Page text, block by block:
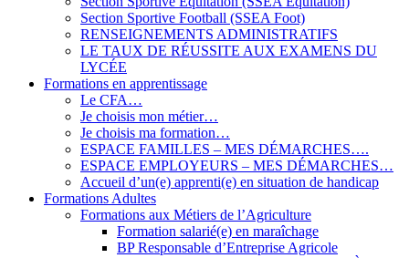
Section Sportive Football (SSEA Foot)
RENSEIGNEMENTS ADMINISTRATIFS
LE TAUX DE RÉUSSITE AUX EXAMENS DU
LYCÉE
Formations en apprentissage
Le CFA…
Je choisis mon métier…
Je choisis ma formation…
ESPACE FAMILLES – MES DÉMARCHES….
ESPACE EMPLOYEURS – MES DÉMARCHES…
Accueil d’un(e) apprenti(e) en situation de handicap
Formations Adultes
Formations aux Métiers de l’Agriculture
Formation salarié(e) en maraîchage
BP Responsable d’Entreprise Agricole